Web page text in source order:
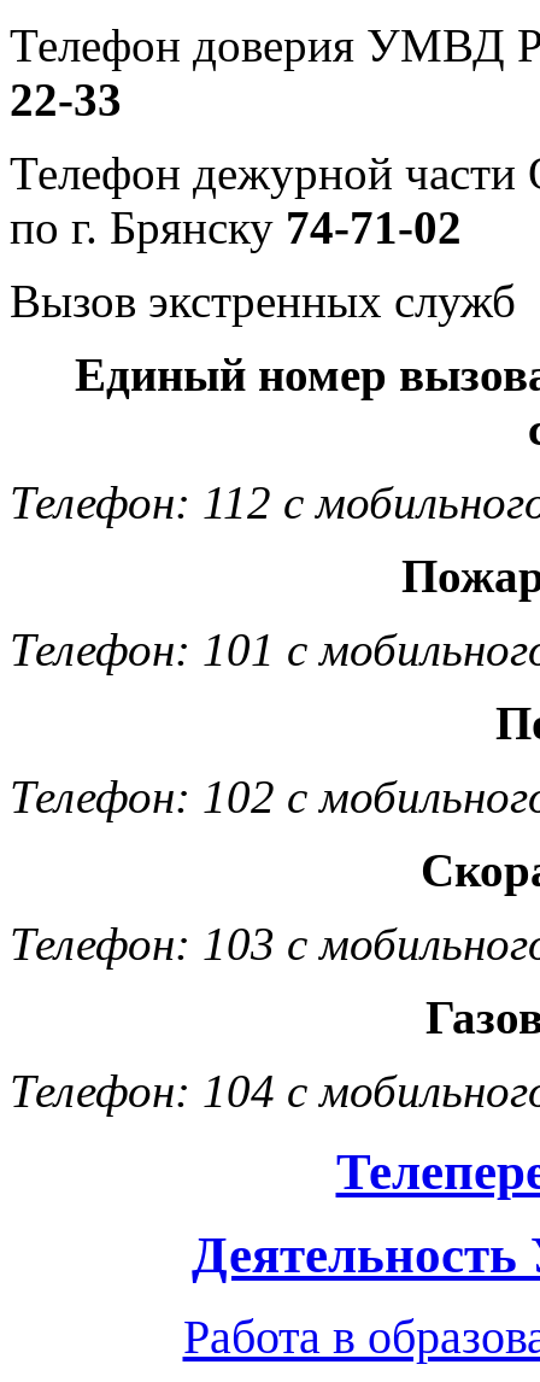
Телефон доверия УМВД
22-33
Телефон дежурной
по г. Брянску 74-71-02
Вызов экстренных служб
Единый номер
Телефон: 112 с
Телефон: 101 с
Телефон: 102 с
Телефон: 103 с
Телефон: 104 с
Работа в